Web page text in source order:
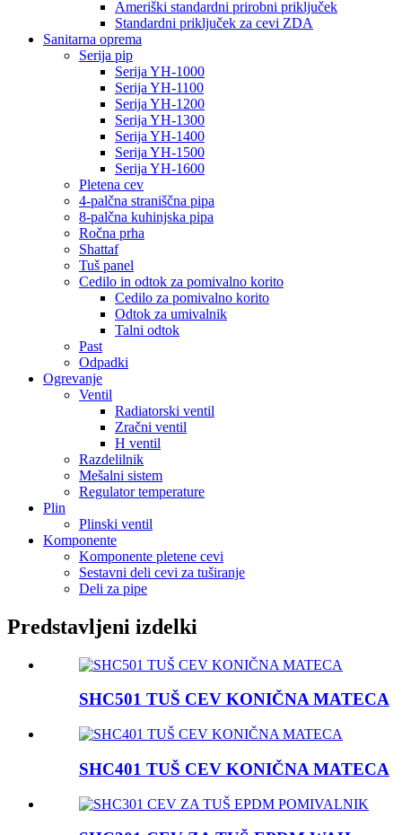
Ameriški standardni prirobni priključek
Standardni priključek za cevi ZDA
Sanitarna oprema
Serija pip
Serija YH-1000
Serija YH-1100
Serija YH-1200
Serija YH-1300
Serija YH-1400
Serija YH-1500
Serija YH-1600
Pletena cev
4-palčna straniščna pipa
8-palčna kuhinjska pipa
Ročna prha
Shattaf
Tuš panel
Cedilo in odtok za pomivalno korito
Cedilo za pomivalno korito
Odtok za umivalnik
Talni odtok
Past
Odpadki
Ogrevanje
Ventil
Radiatorski ventil
Zračni ventil
H ventil
Razdelilnik
Mešalni sistem
Regulator temperature
Plin
Plinski ventil
Komponente
Komponente pletene cevi
Sestavni deli cevi za tuširanje
Deli za pipe
Predstavljeni izdelki
SHC501 TUŠ CEV KONIČNA MATECA
SHC401 TUŠ CEV KONIČNA MATECA